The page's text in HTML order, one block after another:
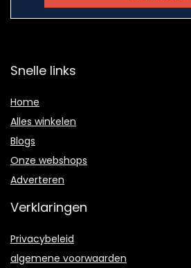
Snelle links
Home
Alles winkelen
Blogs
Onze webshops
Adverteren
Verklaringen
Privacybeleid
algemene voorwaarden